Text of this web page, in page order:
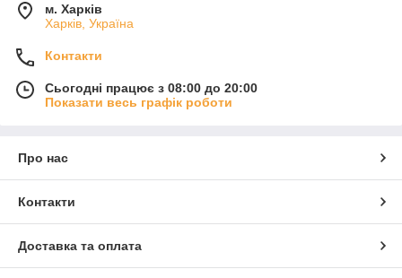
м. Харків
Харків, Україна
Контакти
Сьогодні працює з 08:00 до 20:00
Показати весь графік роботи
Про нас
Контакти
Доставка та оплата